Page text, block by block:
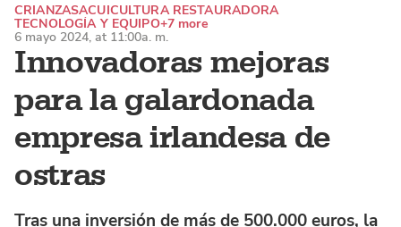
Innovadoras mejoras
para la galardonada
empresa irlandesa de
ostras
CRIANZASACUICULTURA RESTAURADORA
TECNOLOGÍA Y EQUIPO+7 more
6 mayo 2024, at 11:00a. m.
Tras una inversión de más de 500.000 euros, la